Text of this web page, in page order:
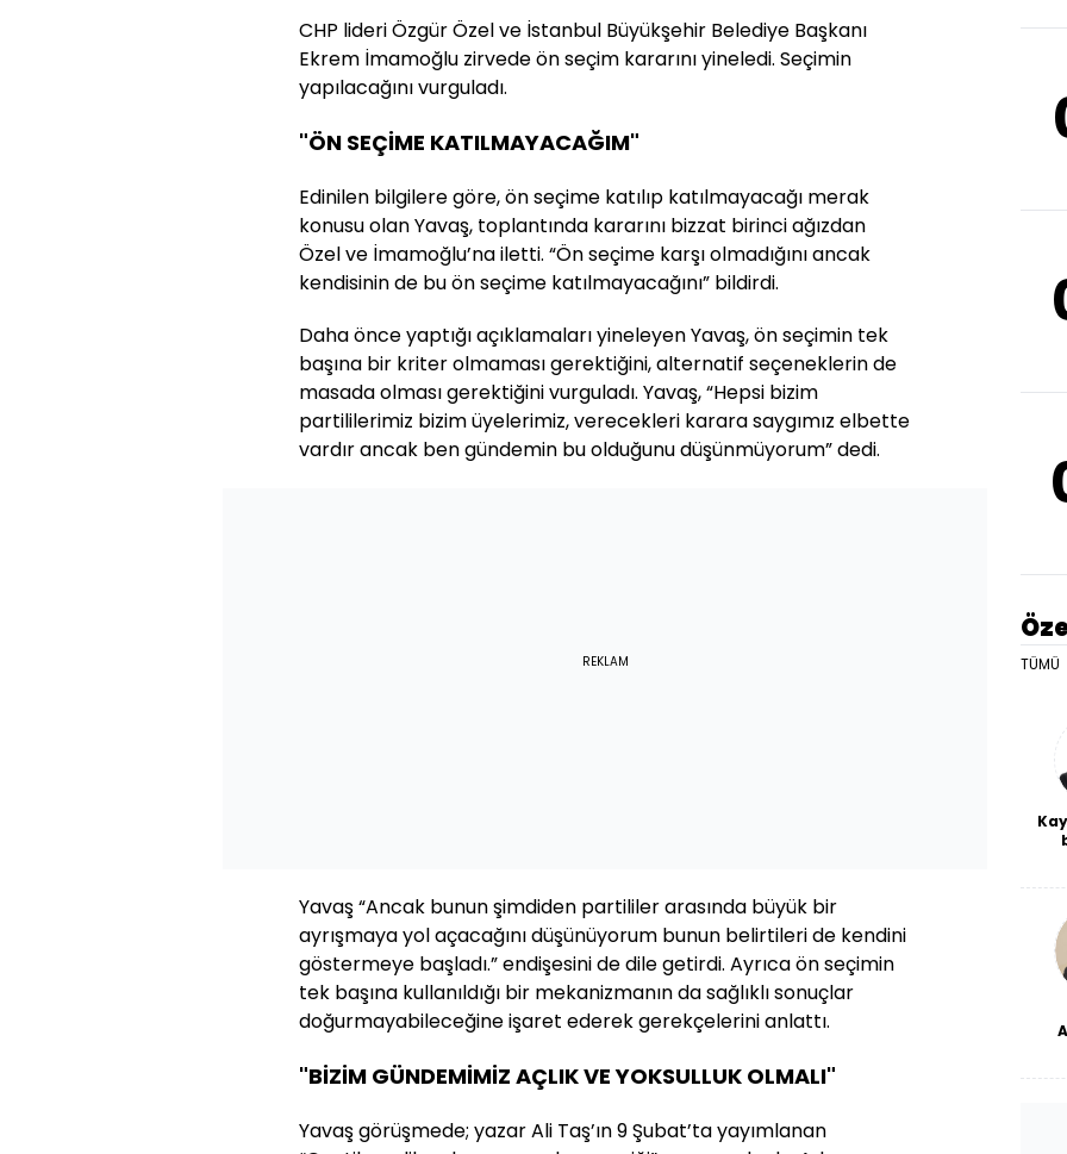
CHP lideri Özgür Özel ve İstanbul Büyükşehir Belediye Başkanı
Ekrem İmamoğlu zirvede ön seçim kararını yineledi. Seçimin
yapılacağını vurguladı.
"ÖN SEÇİME KATILMAYACAĞIM"
Edinilen bilgilere göre, ön seçime katılıp katılmayacağı merak
konusu olan Yavaş, toplantında kararını bizzat birinci ağızdan
Özel ve İmamoğlu’na iletti. “Ön seçime karşı olmadığını ancak
kendisinin de bu ön seçime katılmayacağını” bildirdi.
Daha önce yaptığı açıklamaları yineleyen Yavaş, ön seçimin tek
başına bir kriter olmaması gerektiğini, alternatif seçeneklerin de
masada olması gerektiğini vurguladı. Yavaş, “Hepsi bizim
partililerimiz bizim üyelerimiz, verecekleri karara saygımız elbette
vardır ancak ben gündemin bu olduğunu düşünmüyorum” dedi.
REKLAM
Yavaş “Ancak bunun şimdiden partililer arasında büyük bir
ayrışmaya yol açacağını düşünüyorum bunun belirtileri de kendini
göstermeye başladı.” endişesini de dile getirdi. Ayrıca ön seçimin
tek başına kullanıldığı bir mekanizmanın da sağlıklı sonuçlar
doğurmayabileceğine işaret ederek gerekçelerini anlattı.
"BİZİM GÜNDEMİMİZ AÇLIK VE YOKSULLUK OLMALI"
Yavaş görüşmede; yazar Ali Taş’ın 9 Şubat’ta yayımlanan
TÜMÜ